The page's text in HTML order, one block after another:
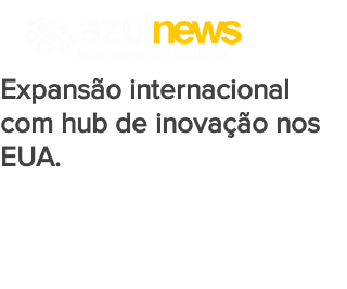
Expansão internacional
com hub de inovação nos
EUA.